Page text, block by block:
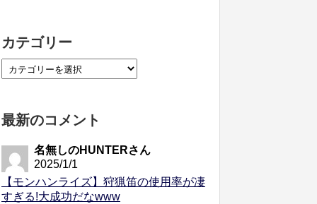
カテゴリー
最新のコメント
名無しのHUNTERさん
2025/1/1
【モンハンライズ】狩猟笛の使用率が凄
すぎる!大成功だなwww